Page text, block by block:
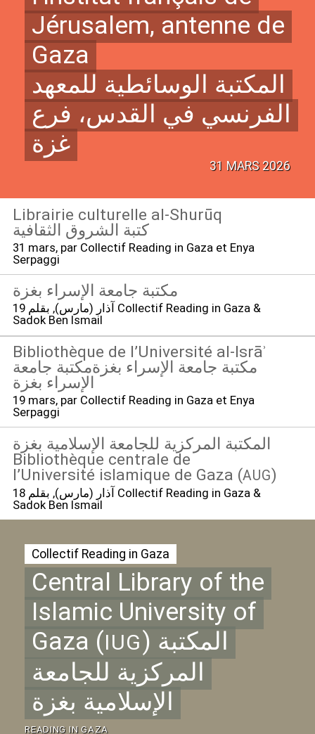
Jérusalem, antenne de
Gaza
المكتبة الوسائطية للمعهد
الفرنسي في القدس، فرع
غزة
31 MARS 2026
Librairie culturelle al-Shurūq
كتبة الشروق الثقافية
31 mars, par Collectif Reading in Gaza et Enya
Serpaggi
مكتبة جامعة الإسراء بغزة
19 آذار (مارس), بقلم Collectif Reading in Gaza &
Sadok Ben Ismail
Bibliothèque de l’Université al-Isrāʾ
مكتبة جامعة الإسراء بغزةمكتبة جامعة
الإسراء بغزة
19 mars, par Collectif Reading in Gaza et Enya
Serpaggi
المكتبة المركزية للجامعة الإسلامية بغزة
Bibliothèque centrale de
l’Université islamique de Gaza (AUG)
18 آذار (مارس), بقلم Collectif Reading in Gaza &
Sadok Ben Ismail
Collectif Reading in Gaza
Central Library of the
Islamic University of
Gaza (IUG) المكتبة
المركزية للجامعة
الإسلامية بغزة
READING IN GAZA